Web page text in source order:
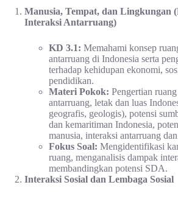
Manusia, Tempat, dan Lingkungan
Interaksi Antarruang)
KD 3.1: Memahami konsep
antarruang di Indonesia serta
terhadap kehidupan ekonomi,
pendidikan.
Materi Pokok: Pengertian
antarruang, letak dan luas
geografis, geologis), potensi
dan kemaritiman Indonesia,
manusia, interaksi antarruang
Fokus Soal: Mengidentifikasi
ruang, menganalisis dampak
membandingkan potensi SDA.
Interaksi Sosial dan Lembaga Sosial